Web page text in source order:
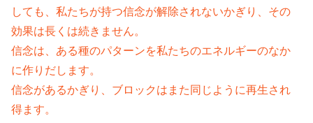
しても、私たちが持つ信念が解除されないかぎり、その
効果は長くは続きません。
信念は、ある種のパターンを私たちのエネルギーのなか
に作りだします。
信念があるかぎり、ブロックはまた同じように再生され
得ます。